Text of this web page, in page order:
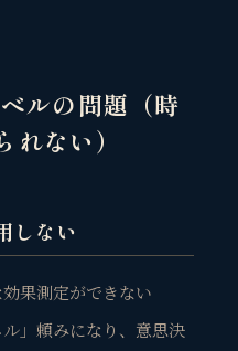
ルの問題（時
ない）
しない
果測定ができない
」頼みになり、意思決